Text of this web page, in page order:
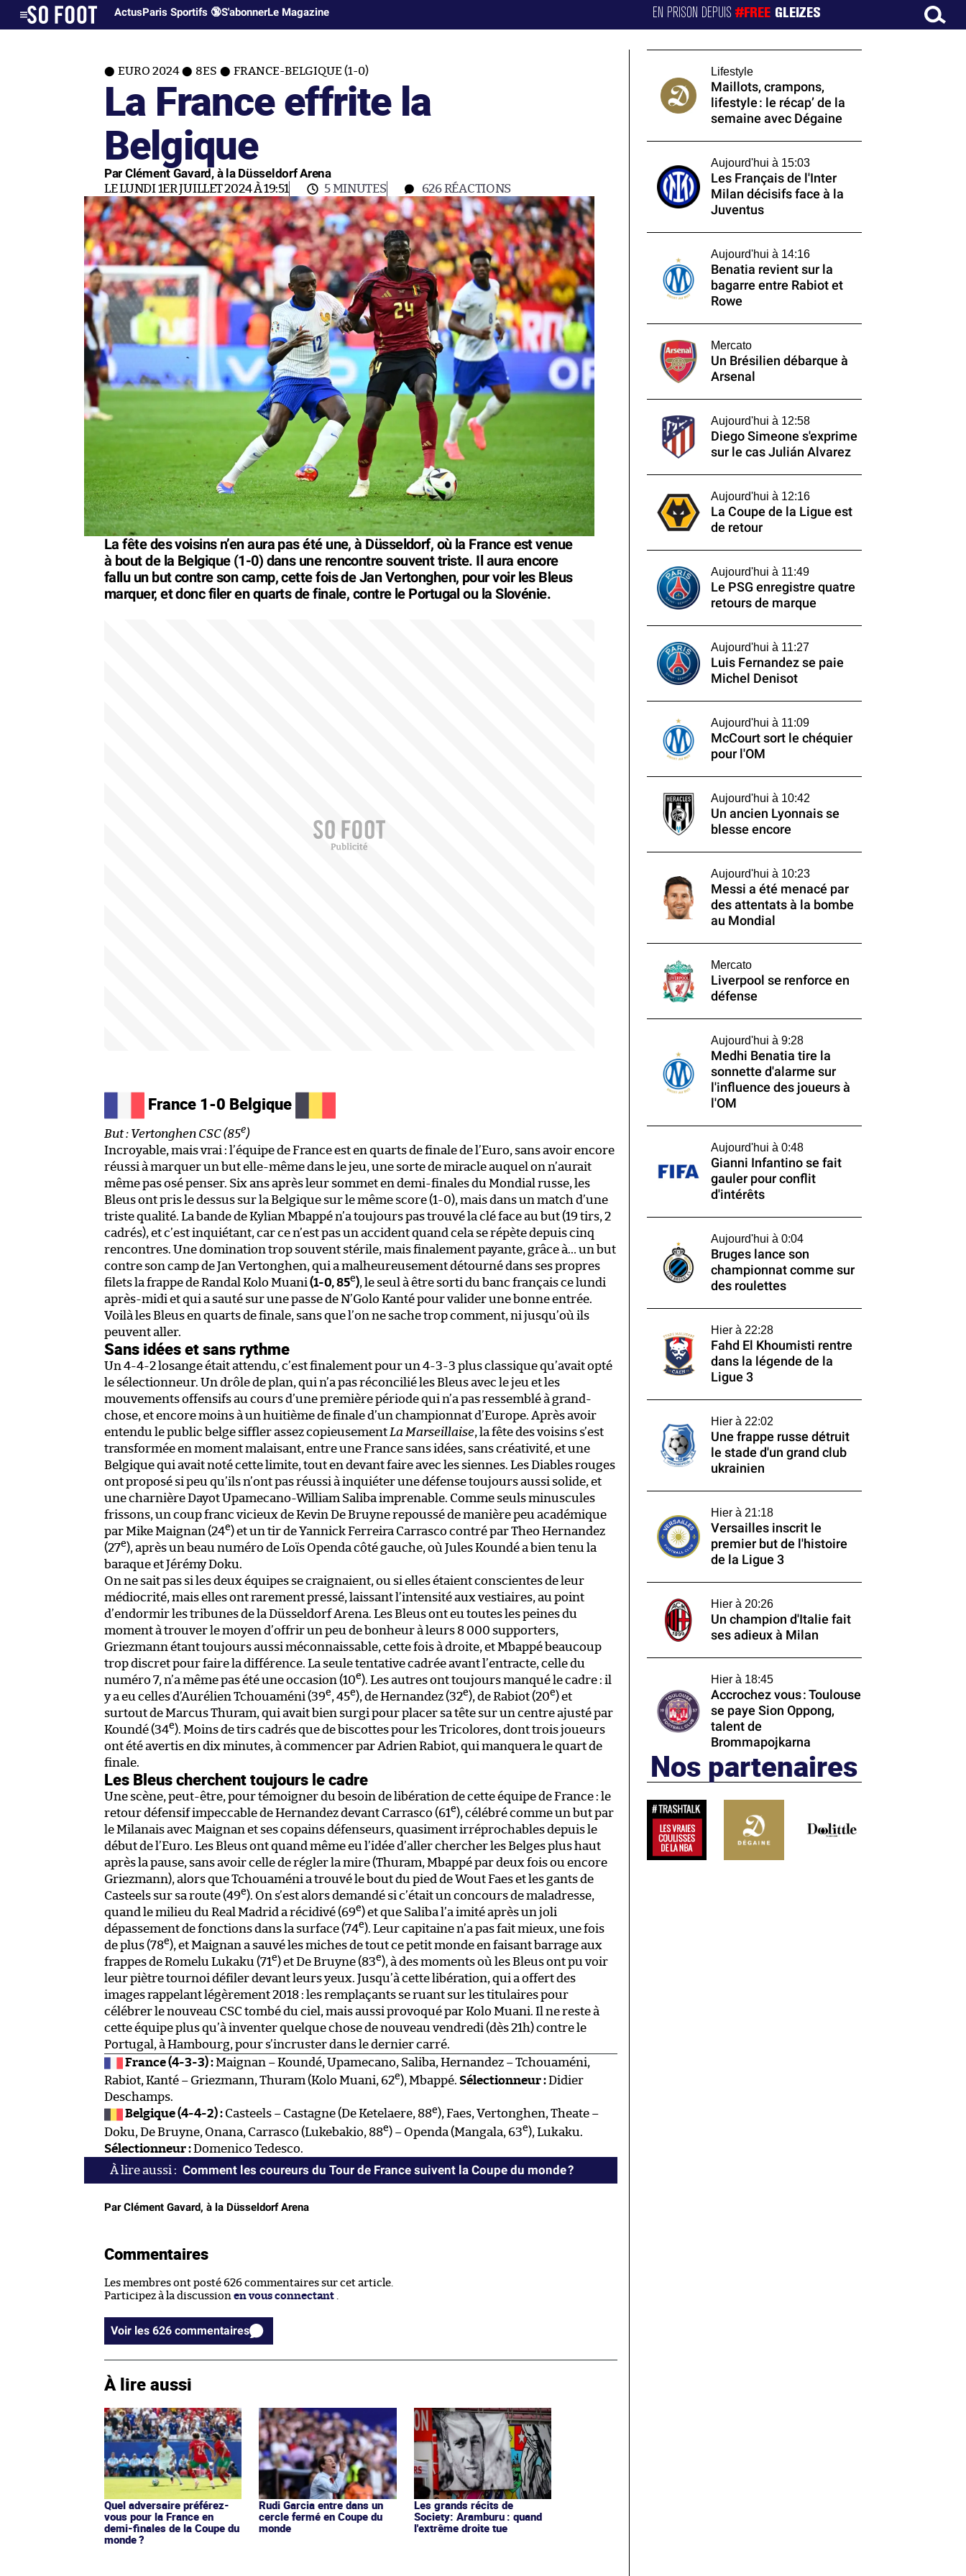
ActusParis Sportifs 🔞S'abonnerLe Magazine EN PRISON DEPUIS#FREE GLEIZES
EURO 2024 8ES FRANCE-BELGIQUE (1-0)
La France effrite la
Belgique
Par Clément Gavard, à la Düsseldorf Arena
LE LUNDI 1ER JUILLET 2024 À 19:51 5 MINUTES 626RÉACTIONS
La fête des voisins n’en aura pas été une, à Düsseldorf, où la France est venue
à bout de la Belgique (1-0) dans une rencontre souvent triste. Il aura encore
fallu un but contre son camp, cette fois de Jan Vertonghen, pour voir les Bleus
marquer, et donc filer en quarts de finale, contre le Portugal ou la Slovénie.
France 1-0 Belgique
But : Vertonghen CSC (85e)
Incroyable, mais vrai : l’équipe de France est en quarts de finale de l’Euro, sans avoir encore
réussi à marquer un but elle-même dans le jeu, une sorte de miracle auquel on n’aurait
même pas osé penser. Six ans après leur sommet en demi-finales du Mondial russe, les
Bleus ont pris le dessus sur la Belgique sur le même score (1-0), mais dans un match d’une
triste qualité. La bande de Kylian Mbappé n’a toujours pas trouvé la clé face au but (19 tirs, 2
cadrés), et c’est inquiétant, car ce n’est pas un accident quand cela se répète depuis cinq
rencontres. Une domination trop souvent stérile, mais finalement payante, grâce à… un but
contre son camp de Jan Vertonghen, qui a malheureusement détourné dans ses propres
filets la frappe de Randal Kolo Muani (1-0, 85e), le seul à être sorti du banc français ce lundi
après-midi et qui a sauté sur une passe de N’Golo Kanté pour valider une bonne entrée.
Voilà les Bleus en quarts de finale, sans que l’on ne sache trop comment, ni jusqu’où ils
peuvent aller.
Sans idées et sans rythme
Un 4-4-2 losange était attendu, c’est finalement pour un 4-3-3 plus classique qu’avait opté
le sélectionneur. Un drôle de plan, qui n’a pas réconcilié les Bleus avec le jeu et les
mouvements offensifs au cours d’une première période qui n’a pas ressemblé à grand-
chose, et encore moins à un huitième de finale d’un championnat d’Europe. Après avoir
entendu le public belge siffler assez copieusement La Marseillaise, la fête des voisins s’est
transformée en moment malaisant, entre une France sans idées, sans créativité, et une
Belgique qui avait noté cette limite, tout en devant faire avec les siennes. Les Diables rouges
ont proposé si peu qu’ils n’ont pas réussi à inquiéter une défense toujours aussi solide, et
une charnière Dayot Upamecano-William Saliba imprenable. Comme seuls minuscules
frissons, un coup franc vicieux de Kevin De Bruyne repoussé de manière peu académique
par Mike Maignan (24e) et un tir de Yannick Ferreira Carrasco contré par Theo Hernandez
(27e), après un beau numéro de Loïs Openda côté gauche, où Jules Koundé a bien tenu la
baraque et Jérémy Doku.
On ne sait pas si les deux équipes se craignaient, ou si elles étaient conscientes de leur
médiocrité, mais elles ont rarement pressé, laissant l’intensité aux vestiaires, au point
d’endormir les tribunes de la Düsseldorf Arena. Les Bleus ont eu toutes les peines du
moment à trouver le moyen d’offrir un peu de bonheur à leurs 8 000 supporters,
Griezmann étant toujours aussi méconnaissable, cette fois à droite, et Mbappé beaucoup
trop discret pour faire la différence. La seule tentative cadrée avant l’entracte, celle du
numéro 7, n’a même pas été une occasion (10e). Les autres ont toujours manqué le cadre : il
y a eu celles d’Aurélien Tchouaméni (39e, 45e), de Hernandez (32e), de Rabiot (20e) et
surtout de Marcus Thuram, qui avait bien surgi pour placer sa tête sur un centre ajusté par
Koundé (34e). Moins de tirs cadrés que de biscottes pour les Tricolores, dont trois joueurs
ont été avertis en dix minutes, à commencer par Adrien Rabiot, qui manquera le quart de
finale.
Les Bleus cherchent toujours le cadre
Une scène, peut-être, pour témoigner du besoin de libération de cette équipe de France : le
retour défensif impeccable de Hernandez devant Carrasco (61e), célébré comme un but par
le Milanais avec Maignan et ses copains défenseurs, quasiment irréprochables depuis le
début de l’Euro. Les Bleus ont quand même eu l’idée d’aller chercher les Belges plus haut
après la pause, sans avoir celle de régler la mire (Thuram, Mbappé par deux fois ou encore
Griezmann), alors que Tchouaméni a trouvé le bout du pied de Wout Faes et les gants de
Casteels sur sa route (49e). On s’est alors demandé si c’était un concours de maladresse,
quand le milieu du Real Madrid a récidivé (69e) et que Saliba l’a imité après un joli
dépassement de fonctions dans la surface (74e). Leur capitaine n’a pas fait mieux, une fois
de plus (78e), et Maignan a sauvé les miches de tout ce petit monde en faisant barrage aux
frappes de Romelu Lukaku (71e) et De Bruyne (83e), à des moments où les Bleus ont pu voir
leur piètre tournoi défiler devant leurs yeux. Jusqu’à cette libération, qui a offert des
images rappelant légèrement 2018 : les remplaçants se ruant sur les titulaires pour
célébrer le nouveau CSC tombé du ciel, mais aussi provoqué par Kolo Muani. Il ne reste à
cette équipe plus qu’à inventer quelque chose de nouveau vendredi (dès 21h) contre le
Portugal, à Hambourg, pour s’incruster dans le dernier carré.
France (4-3-3) :Maignan – Koundé, Upamecano, Saliba, Hernandez – Tchouaméni,
Rabiot, Kanté – Griezmann, Thuram (Kolo Muani, 62e), Mbappé. Sélectionneur :Didier
Deschamps.
Belgique (4-4-2) : Casteels – Castagne (De Ketelaere, 88e), Faes, Vertonghen, Theate –
Doku, De Bruyne, Onana, Carrasco (Lukebakio, 88e) – Openda (Mangala, 63e), Lukaku.
Sélectionneur :Domenico Tedesco.
Comment les coureurs du Tour de France suivent la Coupe du monde ?
Par Clément Gavard, à la Düsseldorf Arena
Commentaires
Les membres ont posté 626 commentaires sur cet article.
Participez à la discussion en vous connectant
Voir les 626 commentaires
À lire aussi
Quel adversaire préférez-
vous pour la France en
demi-finales de la Coupe du
monde ?
Rudi Garcia entre dans un
cercle fermé en Coupe du
monde
Les grands récits de
Society: Aramburu : quand
l'extrême droite tue
Lifestyle
Maillots, crampons,
lifestyle : le récap’ de la
semaine avec Dégaine
Aujourd'hui à 15:03
Les Français de l'Inter
Milan décisifs face à la
Juventus
Aujourd'hui à 14:16
Benatia revient sur la
bagarre entre Rabiot et
Rowe
Mercato
Un Brésilien débarque à
Arsenal
Aujourd'hui à 12:58
Diego Simeone s'exprime
sur le cas Julián Alvarez
Aujourd'hui à 12:16
La Coupe de la Ligue est
de retour
Aujourd'hui à 11:49
Le PSG enregistre quatre
retours de marque
Aujourd'hui à 11:27
Luis Fernandez se paie
Michel Denisot
Aujourd'hui à 11:09
McCourt sort le chéquier
pour l'OM
Aujourd'hui à 10:42
Un ancien Lyonnais se
blesse encore
Aujourd'hui à 10:23
Messi a été menacé par
des attentats à la bombe
au Mondial
Mercato
Liverpool se renforce en
défense
Aujourd'hui à 9:28
Medhi Benatia tire la
sonnette d'alarme sur
l'influence des joueurs à
l'OM
Aujourd'hui à 0:48
Gianni Infantino se fait
gauler pour conflit
d'intérêts
Aujourd'hui à 0:04
Bruges lance son
championnat comme sur
des roulettes
Hier à 22:28
Fahd El Khoumisti rentre
dans la légende de la
Ligue 3
Hier à 22:02
Une frappe russe détruit
le stade d'un grand club
ukrainien
Hier à 21:18
Versailles inscrit le
premier but de l'histoire
de la Ligue 3
Hier à 20:26
Un champion d'Italie fait
ses adieux à Milan
Hier à 18:45
Accrochez vous : Toulouse
se paye Sion Oppong,
talent de
Brommapojkarna
Nos partenaires